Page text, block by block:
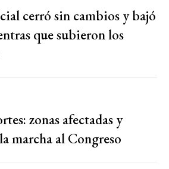
cerró sin cambios y bajó
que subieron los
zonas afectadas y
marcha al Congreso